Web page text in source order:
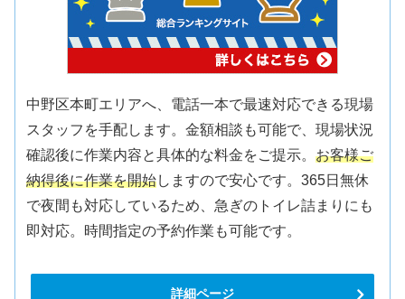
中野区本町エリアへ、電話一本で最速対応できる現場
スタッフを手配します。金額相談も可能で、現場状況
確認後に作業内容と具体的な料金をご提示。お客様ご
納得後に作業を開始しますので安心です。365日無休
で夜間も対応しているため、急ぎのトイレ詰まりにも
即対応。時間指定の予約作業も可能です。
詳細ページ